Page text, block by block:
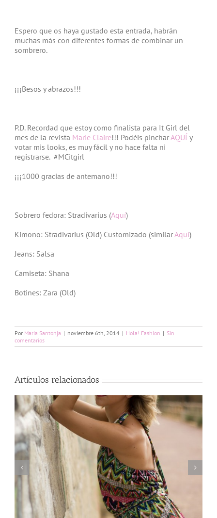
Espero que os haya gustado esta entrada, habrán
muchas más con diferentes formas de combinar un
sombrero.
¡¡¡Besos y abrazos!!!
P.D. Recordad que estoy como finalista para It Girl del
mes de la revista Marie Claire!!! Podéis pincharAQUÍ y
votar mis looks, es muy fácil y no hace falta ni
registrarse. #MCitgirl
¡¡¡1000 gracias de antemano!!!
Sobrero fedora: Stradivarius (Aquí)
Kimono: Stradivarius (Old) Customizado (similarAquí)
Jeans: Salsa
Camiseta: Shana
Botines: Zara (Old)
Por Maria Santonja | noviembre 6th, 2014 | Hola! Fashion | Sin
comentarios
Artículos relacionados
Love Marsala